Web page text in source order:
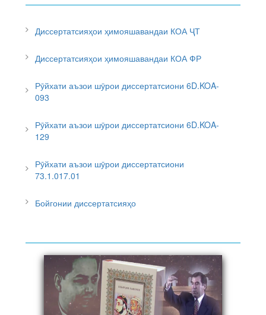
Диссертатсияҳои ҳимояшавандаи КОА ҶТ
Диссертатсияҳои ҳимояшавандаи КОА ФР
Рӯйхати аъзои шӯрои диссертатсиони 6D.KOA-
093
Рӯйхати аъзои шӯрои диссертатсиони 6D.KOA-
129
Рӯйхати аъзои шӯрои диссертатсиони
73.1.017.01
Бойгонии диссертатсияҳо